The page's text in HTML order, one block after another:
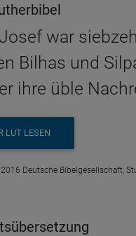
war
Bilhas und
ihre üble
LUT LESEN
Deutsche Bibelgesellschaft,